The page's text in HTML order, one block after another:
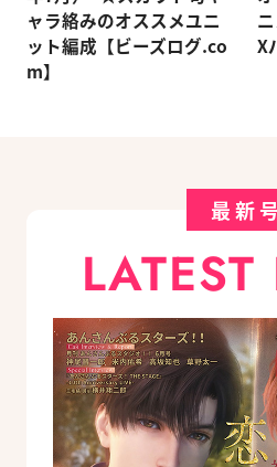
ャラ絡みのオススメユニ
ット編成【ビーズログ.co
m】
X
最新号
LATEST